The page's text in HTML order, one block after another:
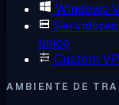
Windows
único
Custom
AMBIENTE DE